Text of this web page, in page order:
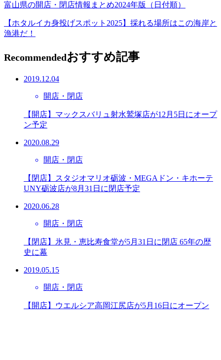
富山県の開店・閉店情報まとめ2024年版（日付順）
【ホタルイカ身投げスポット2025】採れる場所はこの海岸と
漁港だ！
Recommendedおすすめ記事
2019.12.04
開店・閉店
【開店】マックスバリュ射水鷲塚店が12月5日にオープ
ン予定
2020.08.29
開店・閉店
【閉店】スタジオマリオ砺波・MEGAドン・キホーテ
UNY砺波店が8月31日に閉店予定
2020.06.28
開店・閉店
【閉店】氷見・恵比寿食堂が5月31日に閉店 65年の歴
史に幕
2019.05.15
開店・閉店
【開店】ウエルシア高岡江尻店が5月16日にオープン